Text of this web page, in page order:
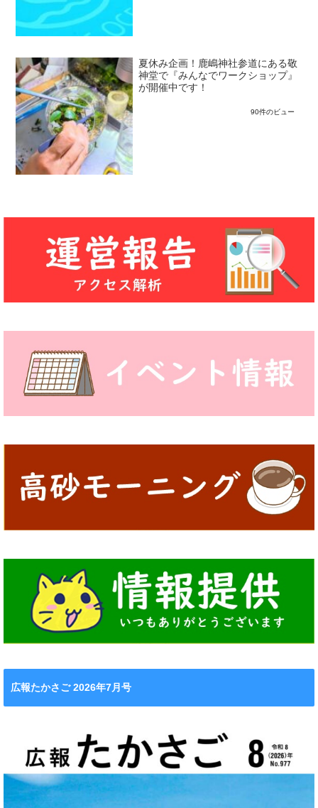
夏休み企画！鹿嶋神社参道にある敬
神堂で『みんなでワークショップ』
が開催中です！
90件のビュー
広報たかさご 2026年7月号